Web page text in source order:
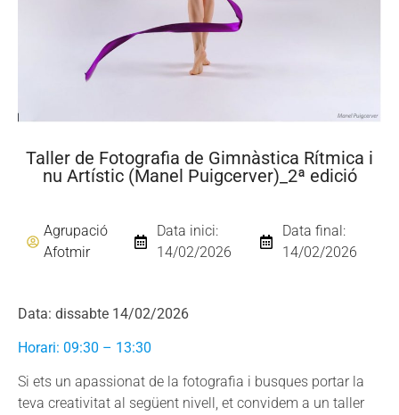
Taller de Fotografia de Gimnàstica Rítmica i
nu Artístic (Manel Puigcerver)_2ª edició
Agrupació
Afotmir
Data inici:
14/02/2026
Data final:
14/02/2026
Data: dissabte 14/02/2026
Horari: 09:30 – 13:30
Si ets un apassionat de la fotografia i busques portar la
teva creativitat al següent nivell, et convidem a un taller